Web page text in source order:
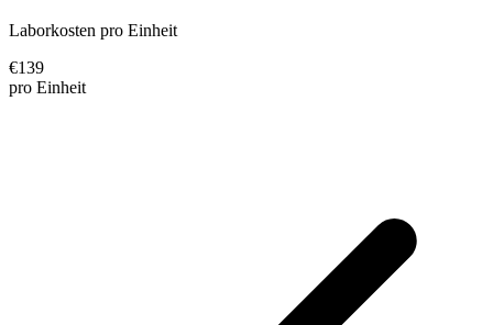
Laborkosten pro Einheit
€139
pro Einheit